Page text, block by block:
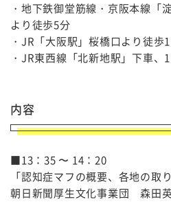
・地下鉄御堂筋線・京阪本線「
より徒歩5分
・JR「大阪駅」桜橋口より徒歩
・JR東西線「北新地駅」下車、
内容
■13：35 〜 14：20
「認知症マフの概要、各地の取
朝日新聞厚生文化事業団 森田